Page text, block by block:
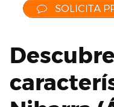
SOLICITA